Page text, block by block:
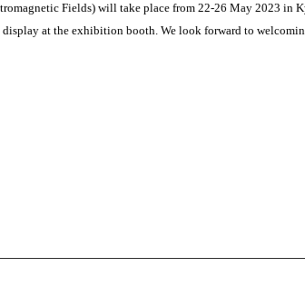
Fields) will take place from 22-26 May 2023 in
at the exhibition booth. We look forward to